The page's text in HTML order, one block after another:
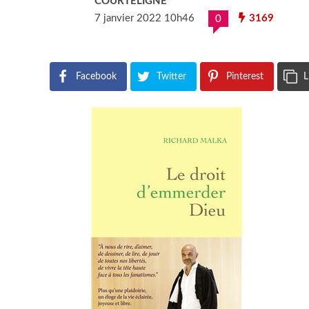
7 janvier 2022 10h46
0 3169
Facebook Twitter Pinterest